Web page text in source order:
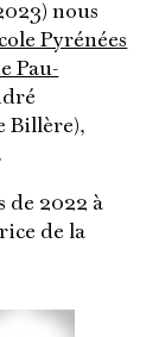
nous
Pyrénées
Pau-
Billère),
de 2022 à
de la